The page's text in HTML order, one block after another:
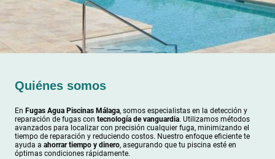
Quiénes somos
En Fugas Agua Piscinas Málaga, somos especialistas en la detección y
reparación de fugas con tecnología de vanguardia. Utilizamos métodos
avanzados para localizar con precisión cualquier fuga, minimizando el
tiempo de reparación y reduciendo costos. Nuestro enfoque eficiente te
ayuda a ahorrar tiempo y dinero, asegurando que tu piscina esté en
óptimas condiciones rápidamente.